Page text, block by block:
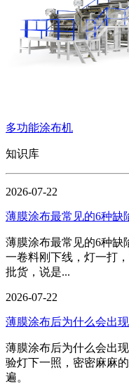
多功能涂布机
知识库
2026-07-22
薄膜涂布最常见的6种缺
薄膜涂布最常见的6种缺
一卷料刚下线，灯一打
批货，说是...
2026-07-22
薄膜涂布后为什么会出
薄膜涂布后为什么会出
验灯下一照，密密麻麻
遍。